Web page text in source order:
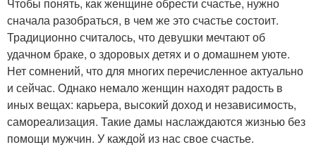
сначала разобраться, в чем же это счастье состоит.
Традиционно считалось, что девушки мечтают об
удачном браке, о здоровых детях и о домашнем уюте.
Нет сомнений, что для многих перечисленное актуально
и сейчас. Однако немало женщин находят радость в
иных вещах: карьера, высокий доход и независимость,
самореализация. Такие дамы наслаждаются жизнью без
помощи мужчин. У каждой из нас свое счастье.